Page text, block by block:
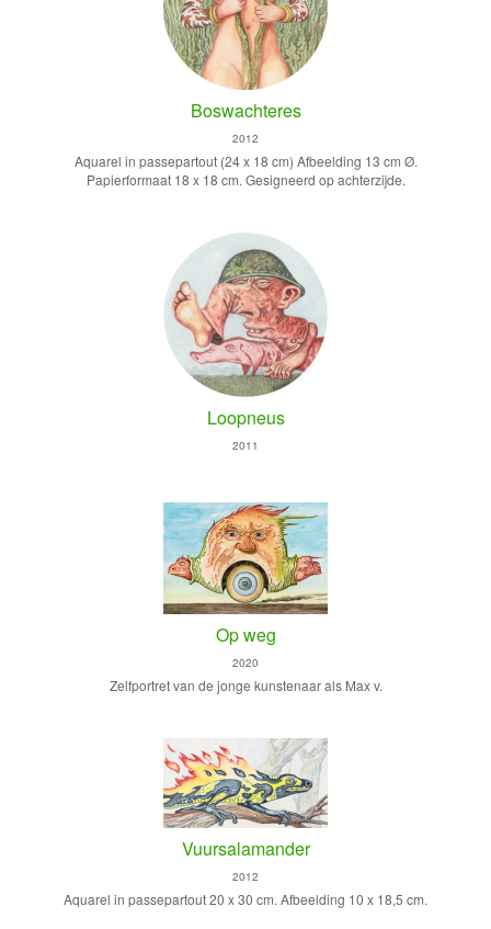
Boswachteres
2012
Aquarel in passepartout (24 x 18 cm) Afbeelding 13 cm Ø.
Papierformaat 18 x 18 cm. Gesigneerd op achterzijde.
Loopneus
2011
Op weg
2020
Zelfportret van de jonge kunstenaar als Max v.
Vuursalamander
2012
Aquarel in passepartout 20 x 30 cm. Afbeelding 10 x 18,5 cm.